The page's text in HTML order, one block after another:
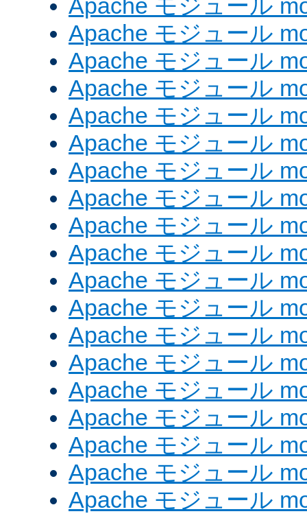
Apache モジュール
Apache モジュール
Apache モジュール
Apache モジュール
Apache モジュール
Apache モジュール
Apache モジュール
Apache モジュール
Apache モジュール
Apache モジュール
Apache モジュール
Apache モジュール
Apache モジュール
Apache モジュール
Apache モジュール
Apache モジュール
Apache モジュール
Apache モジュール
Apache モジュール